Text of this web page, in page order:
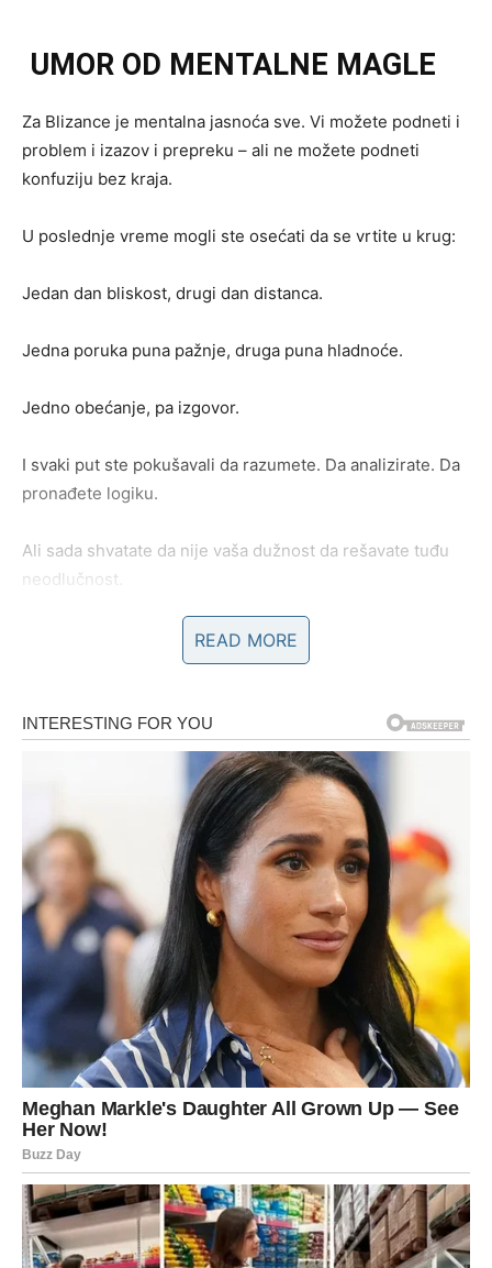
UMOR OD MENTALNE MAGLE
Za Blizance je mentalna jasnoća sve. Vi možete podneti i
problem i izazov i prepreku – ali ne možete podneti
konfuziju bez kraja.
U poslednje vreme mogli ste osećati da se vrtite u krug:
Jedan dan bliskost, drugi dan distanca.
Jedna poruka puna pažnje, druga puna hladnoće.
Jedno obećanje, pa izgovor.
I svaki put ste pokušavali da razumete. Da analizirate. Da
pronađete logiku.
Ali sada shvatate da nije vaša dužnost da rešavate tuđu
neodlučnost.
Vi ne tražite savršenstvo. Tražite jasnoću.
LJUBAV – PRESTAJE PERIOD
“VIDEĆEMO”
U emotivnom segmentu dolazite do prelomne tačke.
Ako ste u odnosu koji traje, ali bez konkretnog pomaka,
sada dolazi razgovor koji menja sve. Nećete više
prihvatati “nije vreme”, “imam obaveze”, “ne znam šta
želim”.
Vi sada tražite konkretno:
Jasnu odluku.
Jasnu nameru.
Jasno mesto u nečijem životu.
READ MORE